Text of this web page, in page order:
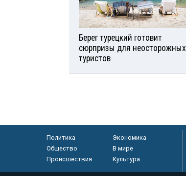
Берег турецкий готовит
сюрпризы для неосторожных
туристов
Политика
Экономика
Общество
В мире
Происшествия
Культура